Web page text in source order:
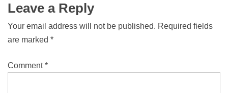
Leave a Reply
Your email address will not be published. Required fields
are marked *
Comment*